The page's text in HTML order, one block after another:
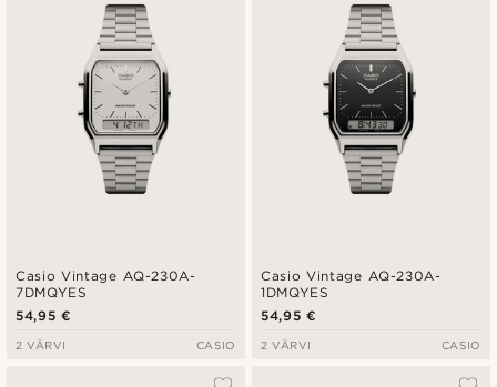
Casio Vintage AQ-230A-
7DMQYES
54,95 €
2 VÄRVI CASIO
Casio Vintage AQ-230A-
1DMQYES
54,95 €
2 VÄRVI CASIO